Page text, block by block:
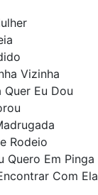
Vizinha
Quer Eu Dou
Rodeio
Quero Em Pinga
Com Ela